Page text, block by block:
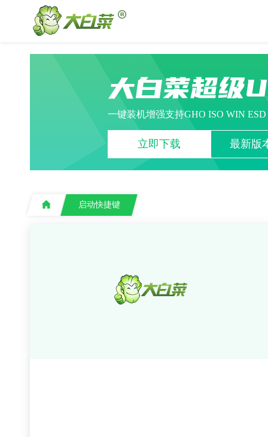
大白菜超级
一键装机增强支持GHO ISO WIN
立即下载 最新版
启动快捷键